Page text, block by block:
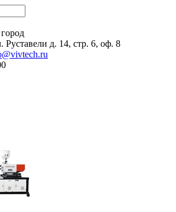
Руставели д. 14, стр. 6, оф. 8